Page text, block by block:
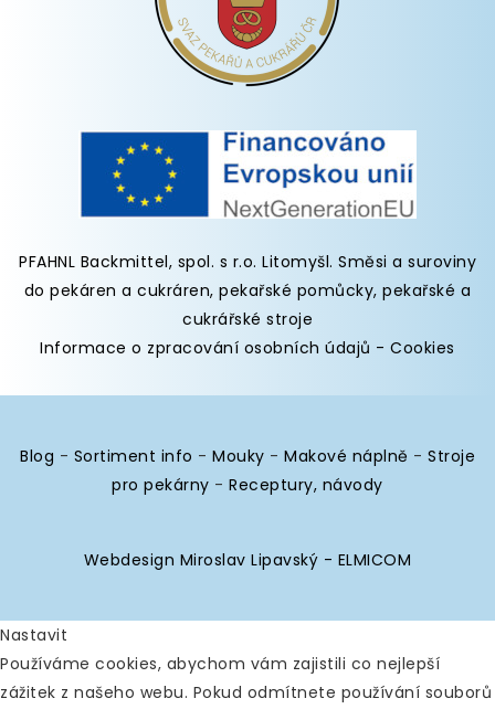
PFAHNL Backmittel, spol. s r.o. Litomyšl. Směsi a suroviny
do pekáren a cukráren,pekařské pomůcky,pekařské a
cukrářské stroje
Informace o zpracování osobních údajů -Cookies
Blog - Sortiment info - Mouky - Makové náplně - Stroje
pro pekárny -Receptury, návody
Webdesign Miroslav Lipavský - ELMICOM
Nastavit
Používáme cookies, abychom vám zajistili co nejlepší
zážitek z našeho webu. Pokud odmítnete používání souborů